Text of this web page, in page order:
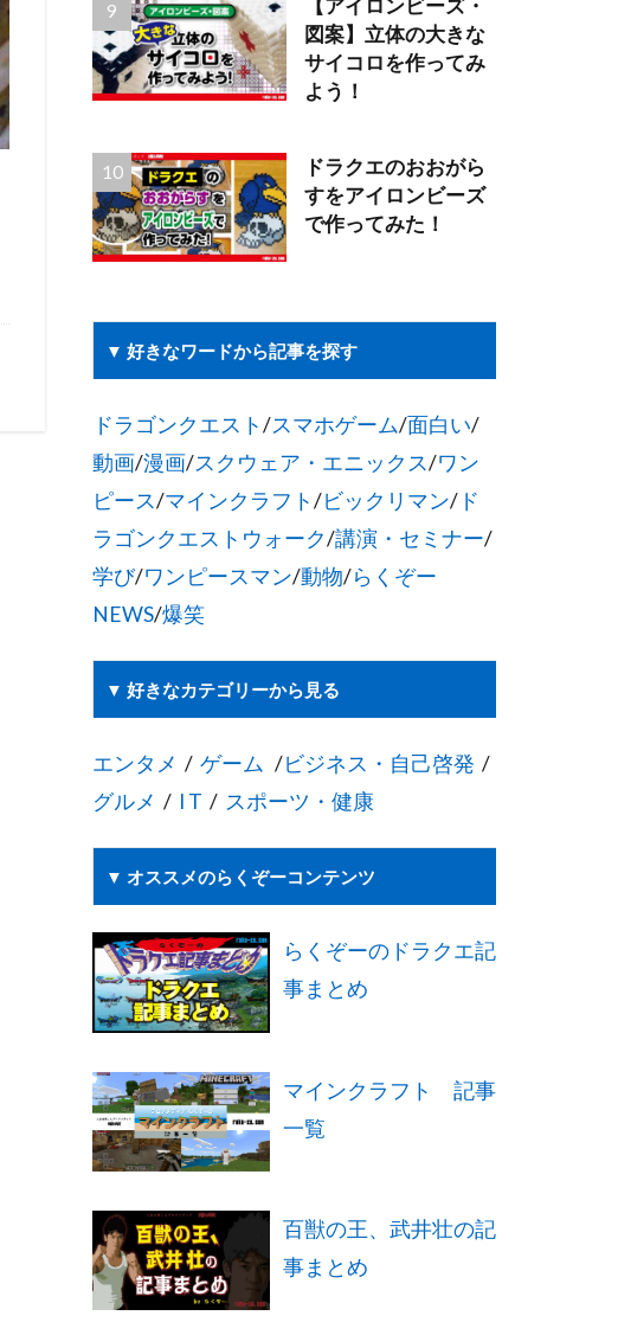
【アイロンビーズ・
図案】立体の大きな
サイコロを作ってみ
よう！
ドラクエのおおがら
すをアイロンビーズ
で作ってみた！
▼ 好きなワードから記事を探す
ドラゴンクエスト/スマホゲーム/面白い/
動画/漫画/スクウェア・エニックス/ワン
ピース/マインクラフト/ビックリマン/ ド
ラゴンクエストウォーク/講演・セミナー/
学び/ワンピースマン/動物/らくぞー
NEWS/爆笑
▼ 好きなカテゴリーから見る
エンタメ / ゲーム /ビジネス・自己啓発 /
グルメ / I T / スポーツ・健康
▼ オススメのらくぞーコンテンツ
らくぞーのドラクエ記
事まとめ
マインクラフト 記事
一覧
百獣の王、武井壮の記
事まとめ